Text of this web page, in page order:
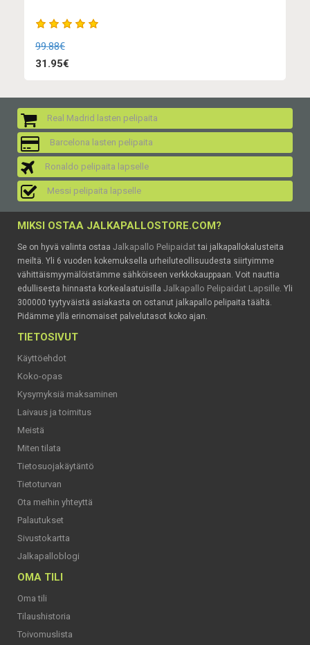
99.88€
31.95€
Real Madrid lasten pelipaita
Barcelona lasten pelipaita
Ronaldo pelipaita lapselle
Messi pelipaita lapselle
MIKSI OSTAA JALKAPALLOSTORE.COM?
Se on hyvä valinta ostaa Jalkapallo Pelipaidattai jalkapallokalusteita
meiltä. Yli 6 vuoden kokemuksella urheiluteollisuudesta siirtyimme
vähittäismyymälöistämme sähköiseen verkkokauppaan. Voit nauttia
edullisesta hinnasta korkealaatuisilla Jalkapallo Pelipaidat Lapsille . Yli
300000 tyytyväistä asiakasta on ostanut jalkapallo pelipaita täältä.
Pidämme yllä erinomaiset palvelutasot koko ajan.
TIETOSIVUT
Käyttöehdot
Koko-opas
Kysymyksiä maksaminen
Laivaus ja toimitus
Meistä
Miten tilata
Tietosuojakäytäntö
Tietoturvan
Ota meihin yhteyttä
Palautukset
Sivustokartta
Jalkapalloblogi
OMA TILI
Oma tili
Tilaushistoria
Toivomuslista